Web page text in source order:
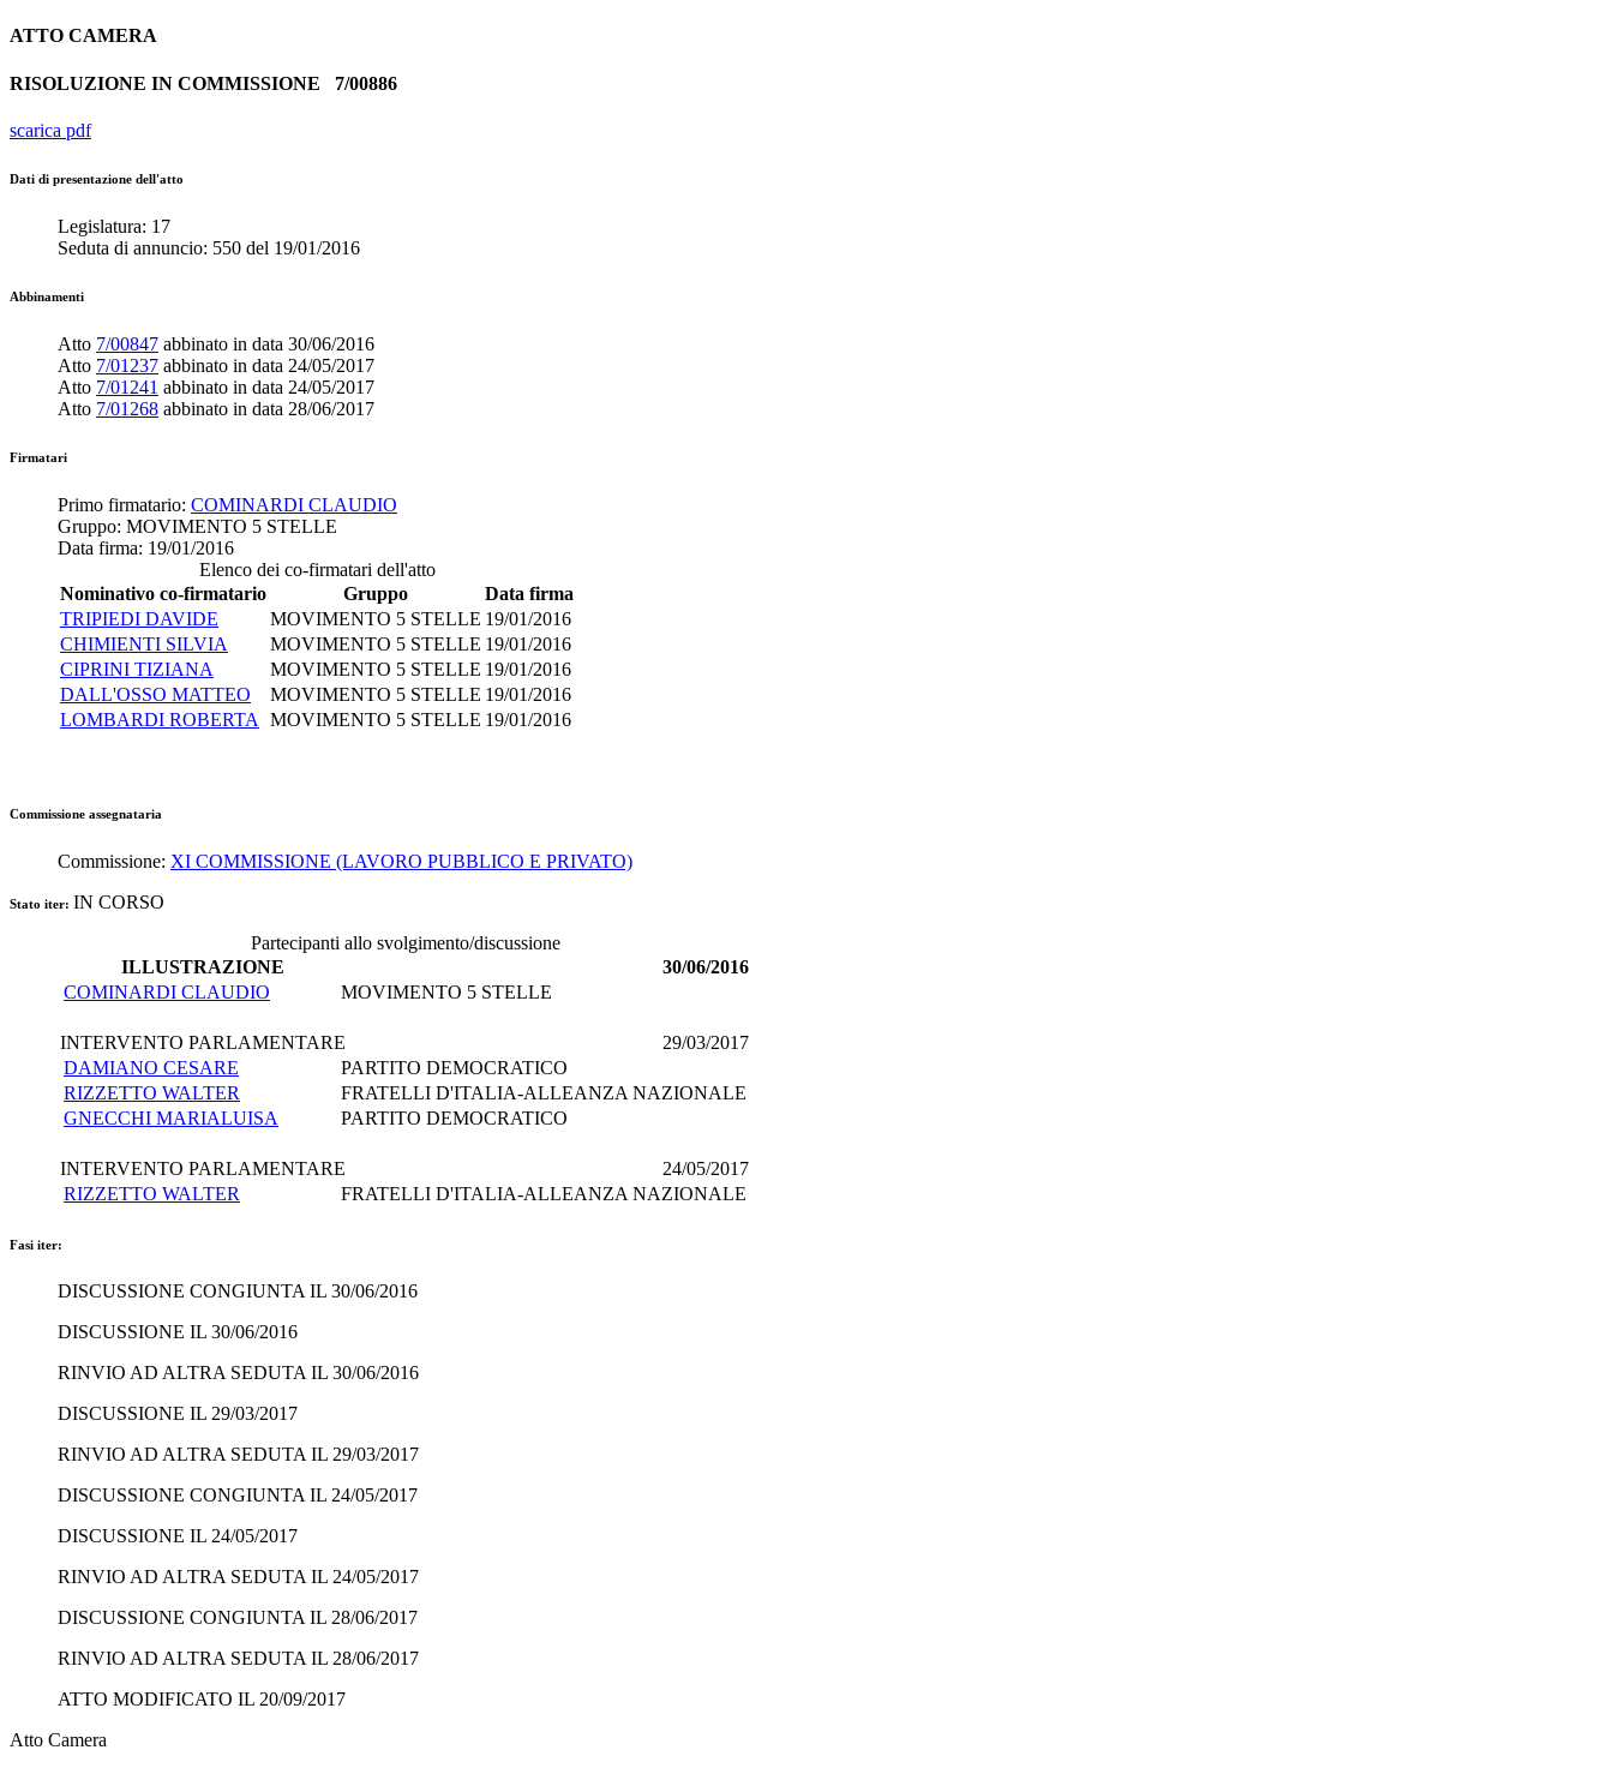
ATTO CAMERA
RISOLUZIONE IN COMMISSIONE 7/00886
scarica pdf
Dati di presentazione dell'atto
Legislatura: 17
Seduta di annuncio: 550 del 19/01/2016
Abbinamenti
Atto 7/00847 abbinato in data 30/06/2016
Atto 7/01237 abbinato in data 24/05/2017
Atto 7/01241 abbinato in data 24/05/2017
Atto 7/01268 abbinato in data 28/06/2017
Firmatari
Primo firmatario: COMINARDI CLAUDIO
Gruppo: MOVIMENTO 5 STELLE
Data firma: 19/01/2016
Elenco dei co-firmatari dell'atto
Nominativo co-firmatario
Gruppo
Data firma
TRIPIEDI DAVIDE
MOVIMENTO 5 STELLE 19/01/2016
CHIMIENTI SILVIA
MOVIMENTO 5 STELLE 19/01/2016
CIPRINI TIZIANA
MOVIMENTO 5 STELLE 19/01/2016
DALL'OSSO MATTEO
MOVIMENTO 5 STELLE 19/01/2016
LOMBARDI ROBERTA
MOVIMENTO 5 STELLE 19/01/2016
Commissione assegnataria
Commissione: XI COMMISSIONE (LAVORO PUBBLICO E PRIVATO)
Stato iter: IN CORSO
Partecipanti allo svolgimento/discussione
ILLUSTRAZIONE
30/06/2016
COMINARDI CLAUDIO
MOVIMENTO 5 STELLE
INTERVENTO PARLAMENTARE
29/03/2017
DAMIANO CESARE
PARTITO DEMOCRATICO
RIZZETTO WALTER
FRATELLI D'ITALIA-ALLEANZA NAZIONALE
GNECCHI MARIALUISA
PARTITO DEMOCRATICO
INTERVENTO PARLAMENTARE
24/05/2017
RIZZETTO WALTER
FRATELLI D'ITALIA-ALLEANZA NAZIONALE
Fasi iter:
DISCUSSIONE CONGIUNTA IL 30/06/2016
DISCUSSIONE IL 30/06/2016
RINVIO AD ALTRA SEDUTA IL 30/06/2016
DISCUSSIONE IL 29/03/2017
RINVIO AD ALTRA SEDUTA IL 29/03/2017
DISCUSSIONE CONGIUNTA IL 24/05/2017
DISCUSSIONE IL 24/05/2017
RINVIO AD ALTRA SEDUTA IL 24/05/2017
DISCUSSIONE CONGIUNTA IL 28/06/2017
RINVIO AD ALTRA SEDUTA IL 28/06/2017
ATTO MODIFICATO IL 20/09/2017
Atto Camera